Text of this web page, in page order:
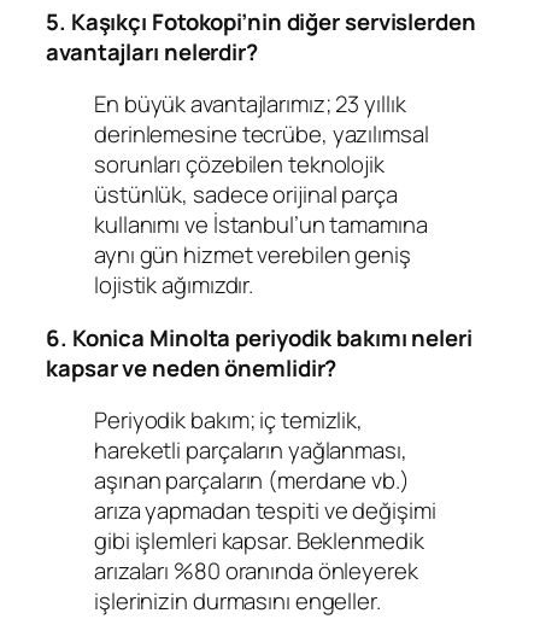
5. Kaşıkçı Fotokopi’nin diğer servislerden
avantajları nelerdir?
En büyük avantajlarımız; 23 yıllık
derinlemesine tecrübe, yazılımsal
sorunları çözebilen teknolojik
üstünlük, sadece orijinal parça
kullanımı ve İstanbul’un tamamına
aynı gün hizmet verebilen geniş
lojistik ağımızdır.
6. Konica Minolta periyodik bakımı neleri
kapsar ve neden önemlidir?
Periyodik bakım; iç temizlik,
hareketli parçaların yağlanması,
aşınan parçaların (merdane vb.)
arıza yapmadan tespiti ve değişimi
gibi işlemleri kapsar. Beklenmedik
arızaları %80 oranında önleyerek
işlerinizin durmasını engeller.